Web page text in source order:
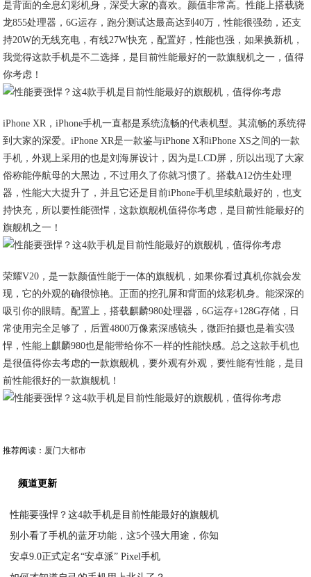
是背面的全息幻彩机身，深受大家的喜欢。颜值非常高。性能上搭载骁
龙855处理器，6G运存，跑分测试达最高达到40万，性能很强劲，还支
持20W的无线充电，有线27W快充，配置好，性能也强，如果换新机，
我觉得这款手机是不二选择，是目前性能最好的一款旗舰机之一，值得
你考虑！
iPhone XR，iPhone手机一直都是系统流畅的代表机型。其流畅的系统得
到大家的深爱。iPhone XR是一款鉴与iPhone X和iPhone XS之间的一款
手机，外观上采用的也是刘海屏设计，因为是LCD屏，所以出现了大家
俗称能停航母的大黑边，不过用久了你就习惯了。搭载A12仿生处理
器，性能大大提升了，并且它还是目前iPhone手机里续航最好的，也支
持快充，所以要性能强悍，这款旗舰机值得你考虑，是目前性能最好的
旗舰机之一！
荣耀V20，是一款颜值性能于一体的旗舰机，如果你看过真机你就会发
现，它的外观的确很惊艳。正面的挖孔屏和背面的炫彩机身。能深深的
吸引你的眼睛。配置上，搭载麒麟980处理器，6G运存+128G存储，日
常使用完全足够了，后置4800万像素深感镜头，微距拍摄也是着实强
悍，性能上麒麟980也是能带给你不一样的性能快感。总之这款手机也
是很值得你去考虑的一款旗舰机，要外观有外观，要性能有性能，是目
前性能很好的一款旗舰机！
推荐阅读： 厦门大都市
频道更新
性能要强悍？这4款手机是目前性能最好的旗舰机
别小看了手机的蓝牙功能，这5个强大用途，你知
安卓9.0正式定名“安卓派” Pixel手机